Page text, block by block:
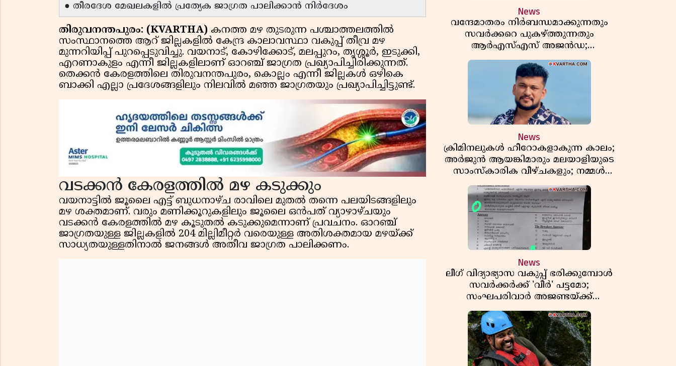
● തീരദേശ മേഖലകളിൽ പ്രത്യേക ജാഗ്രത പാലിക്കാൻ നിർദേശം
തിരുവനന്തപുരം: (KVARTHA) കനത്ത മഴ തുടരുന്ന പശ്ചാത്തലത്തിൽ
സംസ്ഥാനത്തെ ആറ് ജില്ലകളിൽ കേന്ദ്ര കാലാവസ്ഥാ വകുപ്പ് തീവ്ര മഴ
മുന്നറിയിപ്പ് പുറപ്പെടുവിച്ചു. വയനാട്, കോഴിക്കോട്, മലപ്പുറം, തൃശ്ശൂർ, ഇടുക്കി,
എറണാകുളം എന്നീ ജില്ലകളിലാണ് ഓറഞ്ച് ജാഗ്രത പ്രഖ്യാപിച്ചിരിക്കുന്നത്.
തെക്കൻ കേരളത്തിലെ തിരുവനന്തപുരം, കൊല്ലം എന്നീ ജില്ലകൾ ഒഴികെ
ബാക്കി എല്ലാ പ്രദേശങ്ങളിലും നിലവിൽ മഞ്ഞ ജാഗ്രതയും പ്രഖ്യാപിച്ചിട്ടുണ്ട്.
വടക്കൻ കേരളത്തിൽ മഴ കടുക്കും
വയനാട്ടിൽ ജൂലൈ എട്ട് ബുധനാഴ്ച രാവിലെ മുതൽ തന്നെ പലയിടങ്ങളിലും
മഴ ശക്തമാണ്. വരും മണിക്കൂറുകളിലും ജൂലൈ ഒൻപത് വ്യാഴാഴ്ചയും
വടക്കൻ കേരളത്തിൽ മഴ കൂടുതൽ കടുക്കുമെന്നാണ് പ്രവചനം. ഓറഞ്ച്
ജാഗ്രതയുള്ള ജില്ലകളിൽ 204 മില്ലിമീറ്റർ വരെയുള്ള അതിശക്തമായ മഴയ്ക്ക്
സാധ്യതയുള്ളതിനാൽ ജനങ്ങൾ അതീവ ജാഗ്രത പാലിക്കണം.
News
വന്ദേമാതരം നിർബന്ധമാക്കുന്നതും
സവർക്കറെ പുകഴ്ത്തുന്നതും
ആർഎസ്എസ് അജൻഡ;
സർക്കാരിനെതിരെ പിണറായി വിജയൻ
News
ക്രിമിനലുകൾ ഹീറോകളാകുന്ന കാലം;
അർജുൻ ആയങ്കിമാരും മലയാളിയുടെ
സാംസ്കാരിക വീഴ്ചകളും; നമ്മൾ
എങ്ങോട്ടാണ് പോകുന്നത്
News
ലീഗ് വിദ്യാഭ്യാസ വകുപ്പ് ഭരിക്കുമ്പോൾ
സവർക്കർക്ക് 'വീർ' പട്ടമോ;
സംഘപരിവാർ അജണ്ടയ്ക്ക്
പച്ചക്കൊടി കാട്ടുന്നതാര്?
മഞ്ചേശ്വരത്തെ ക്വിസ് ചോദ്യം
വിവാദമാവുമ്പോൾ